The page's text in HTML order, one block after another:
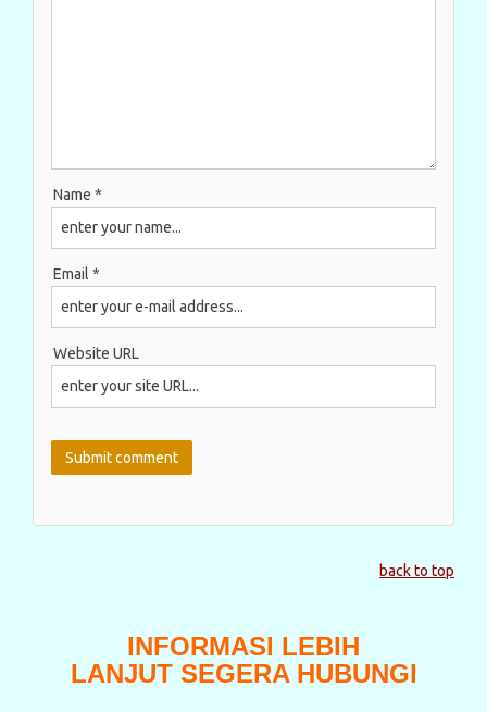
Name *
Email *
Website URL
back to top
INFORMASI LEBIH
LANJUT SEGERA HUBUNGI